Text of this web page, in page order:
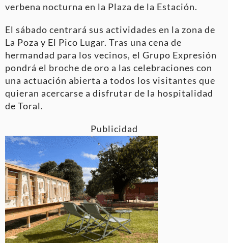
verbena nocturna en la Plaza de la Estación.
El sábado centrará sus actividades en la zona de
La Poza y El Pico Lugar. Tras una cena de
hermandad para los vecinos, el Grupo Expresión
pondrá el broche de oro a las celebraciones con
una actuación abierta a todos los visitantes que
quieran acercarse a disfrutar de la hospitalidad
de Toral.
Publicidad